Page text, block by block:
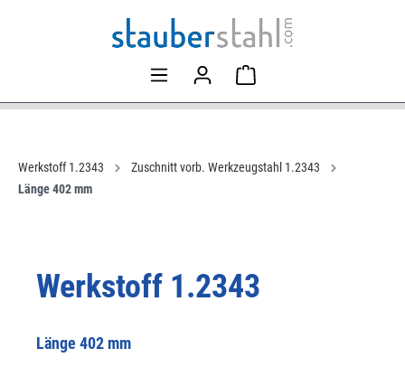
Werkstoff 1.2343
Zuschnitt vorb. Werkzeugstahl 1.2343
Länge 402 mm
Werkstoff 1.2343
Länge 402 mm